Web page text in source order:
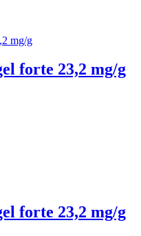
forte 23,2 mg/g
forte 23,2 mg/g